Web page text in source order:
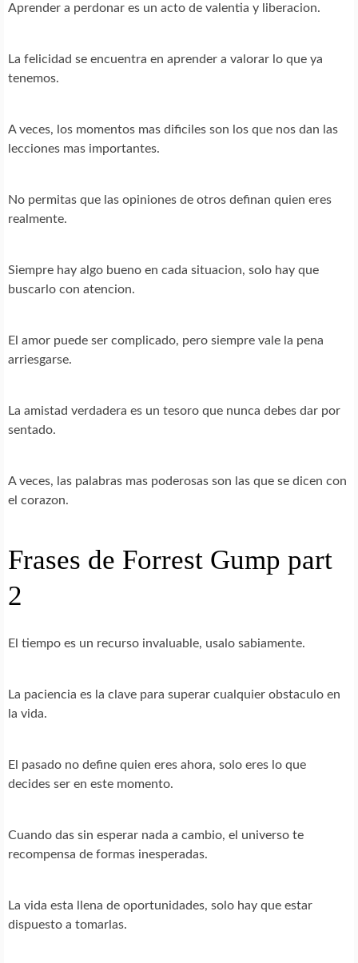
Aprender a perdonar es un acto de valentia y liberacion.
La felicidad se encuentra en aprender a valorar lo que ya
tenemos.
A veces, los momentos mas dificiles son los que nos dan las
lecciones mas importantes.
No permitas que las opiniones de otros definan quien eres
realmente.
Siempre hay algo bueno en cada situacion, solo hay que
buscarlo con atencion.
El amor puede ser complicado, pero siempre vale la pena
arriesgarse.
La amistad verdadera es un tesoro que nunca debes dar por
sentado.
A veces, las palabras mas poderosas son las que se dicen con
el corazon.
Frases de Forrest Gump part
2
El tiempo es un recurso invaluable, usalo sabiamente.
La paciencia es la clave para superar cualquier obstaculo en
la vida.
El pasado no define quien eres ahora, solo eres lo que
decides ser en este momento.
Cuando das sin esperar nada a cambio, el universo te
recompensa de formas inesperadas.
La vida esta llena de oportunidades, solo hay que estar
dispuesto a tomarlas.